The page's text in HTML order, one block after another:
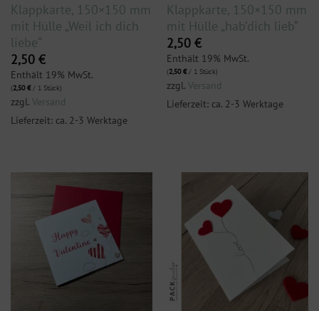
Klappkarte, 150×150 mm
mit Hülle „Weil ich dich
liebe“
2,50 €
Enthält 19% MwSt.
(2,50€/ 1 Stück)
zzgl. Versand
Lieferzeit: ca. 2-3 Werktage
Klappkarte, 150×150 mm
mit Hülle „hab’dich lieb“
2,50 €
Enthält 19% MwSt.
(2,50€/ 1 Stück)
zzgl. Versand
Lieferzeit: ca. 2-3 Werktage